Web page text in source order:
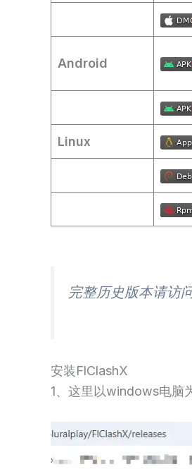
Android
Linux
完整历史版本请访
安装FlClashX
1、这里以windows电脑